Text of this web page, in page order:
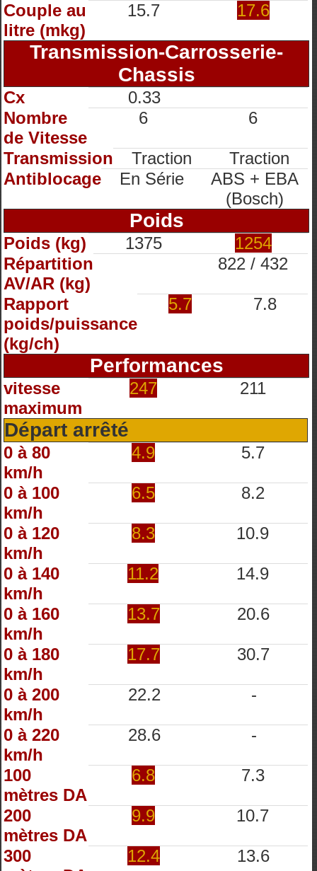
Couple au
litre (mkg)
15.7 17.6
Transmission-Carrosserie-
Chassis
Cx
0.33
Nombre
de Vitesse
6 6
Transmission Traction
Traction
Antiblocage
En Série
ABS + EBA
(Bosch)
Poids
Poids (kg) 1375
1254
Répartition
AV/AR (kg)
822 / 432
Rapport
poids/puissance
(kg/ch)
5.7 7.8
Performances
vitesse
maximum
247 211
Départ arrêté
0 à 80
km/h
4.9 5.7
0 à 100
km/h
6.5 8.2
0 à 120
km/h
8.3 10.9
0 à 140
km/h
11.2 14.9
0 à 160
km/h
13.7 20.6
0 à 180
km/h
17.7 30.7
0 à 200
km/h
22.2 -
0 à 220
km/h
28.6 -
100
mètres DA
6.8 7.3
200
mètres DA
9.9 10.7
300
12.4 13.6